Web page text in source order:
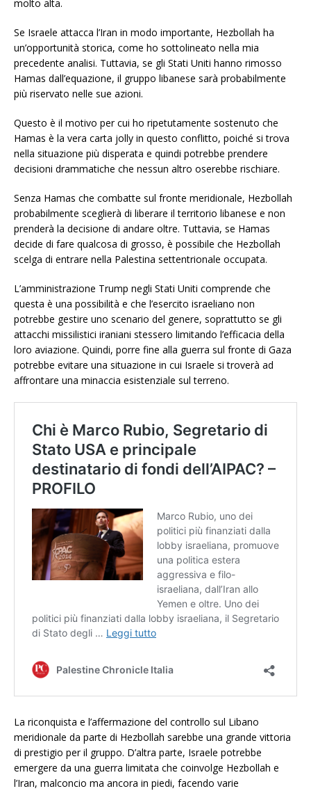
molto alta.
Se Israele attacca l’Iran in modo importante, Hezbollah ha
un’opportunità storica, come ho sottolineato nella mia
precedente analisi. Tuttavia, se gli Stati Uniti hanno rimosso
Hamas dall’equazione, il gruppo libanese sarà probabilmente
più riservato nelle sue azioni.
Questo è il motivo per cui ho ripetutamente sostenuto che
Hamas è la vera carta jolly in questo conflitto, poiché si trova
nella situazione più disperata e quindi potrebbe prendere
decisioni drammatiche che nessun altro oserebbe rischiare.
Senza Hamas che combatte sul fronte meridionale, Hezbollah
probabilmente sceglierà di liberare il territorio libanese e non
prenderà la decisione di andare oltre. Tuttavia, se Hamas
decide di fare qualcosa di grosso, è possibile che Hezbollah
scelga di entrare nella Palestina settentrionale occupata.
L’amministrazione Trump negli Stati Uniti comprende che
questa è una possibilità e che l’esercito israeliano non
potrebbe gestire uno scenario del genere, soprattutto se gli
attacchi missilistici iraniani stessero limitando l’efficacia della
loro aviazione. Quindi, porre fine alla guerra sul fronte di Gaza
potrebbe evitare una situazione in cui Israele si troverà ad
affrontare una minaccia esistenziale sul terreno.
La riconquista e l’affermazione del controllo sul Libano
meridionale da parte di Hezbollah sarebbe una grande vittoria
di prestigio per il gruppo. D’altra parte, Israele potrebbe
emergere da una guerra limitata che coinvolge Hezbollah e
l’Iran, malconcio ma ancora in piedi, facendo varie